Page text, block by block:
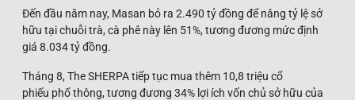
Đến đầu năm nay, Masan bỏ ra 2.490 tỷ đồng để nâng tỷ lệ sở
hữu tại chuỗi trà, cà phê này lên 51%, tương đương mức định
giá 8.034 tỷ đồng.
Tháng 8, The SHERPA tiếp tục mua thêm 10,8 triệu cổ
phiếu phổ thông, tương đương 34% lợi ích vốn chủ sở hữu của